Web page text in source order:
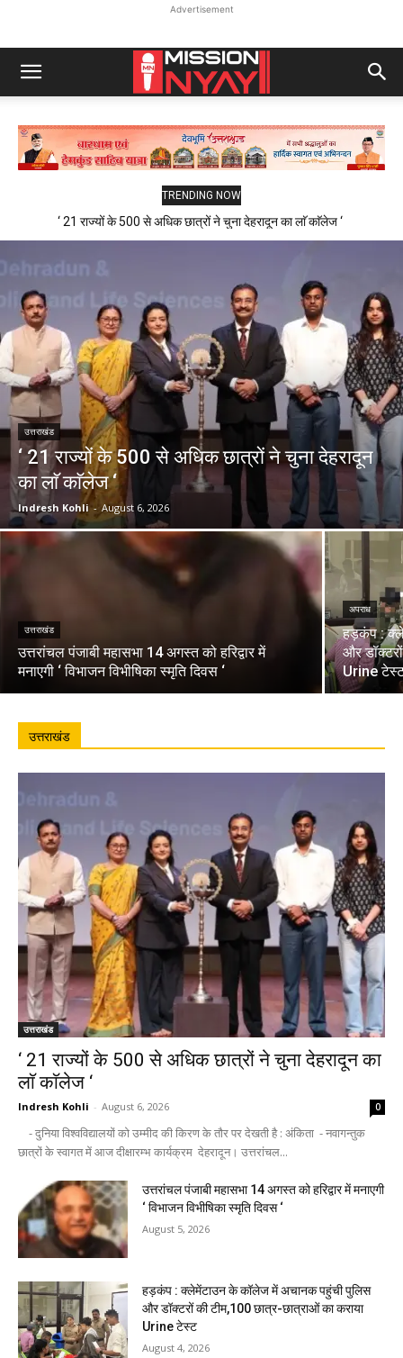
Advertisement
TRENDING NOW
‘ 21 राज्यों के 500 से अधिक छात्रों ने चुना देहरादून का लाॅ काॅलेज ‘
उत्तराखंड
‘ 21 राज्यों के 500 से अधिक छात्रों ने चुना देहरादून
का लाॅ काॅलेज ‘
Indresh Kohli - August 6, 2026
उत्तराखंड
उत्तरांचल पंजाबी महासभा 14 अगस्त को हरिद्वार में
मनाएगी ‘ विभाजन विभीषिका स्मृति दिवस ‘
अपराध
हड़कंप :
और
Urine
उत्तराखंड
उत्तराखंड
‘ 21 राज्यों के 500 से अधिक छात्रों ने चुना देहरादून का
लाॅ काॅलेज ‘
Indresh Kohli - August 6, 2026 0
- दुनिया विश्वविद्यालयों को उम्मीद की किरण के तौर पर देखती है : अंकिता - नवागन्तुक
छात्रों के स्वागत में आज दीक्षारम्भ कार्यक्रम देहरादून। उत्तरांचल...
उत्तरांचल पंजाबी महासभा 14 अगस्त को हरिद्वार में मनाएगी
‘ विभाजन विभीषिका स्मृति दिवस ‘
August 5, 2026
हड़कंप : क्लेमेंटाउन के कॉलेज में अचानक पहुंची पुलिस
और डॉक्टरों की टीम,100 छात्र-छात्राओं का कराया
Urine टेस्ट
August 4, 2026